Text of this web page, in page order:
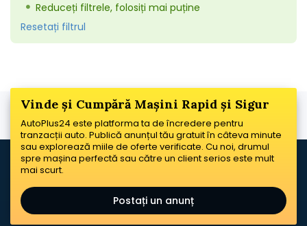
Reduceți filtrele, folosiți mai puține
Resetați filtrul
Vinde și Cumpără Mașini Rapid și Sigur
AutoPlus24 este platforma ta de încredere pentru
tranzacții auto. Publică anunțul tău gratuit în câteva minute
sau explorează miile de oferte verificate. Cu noi, drumul
spre mașina perfectă sau către un client serios este mult
mai scurt.
Postați un anunț